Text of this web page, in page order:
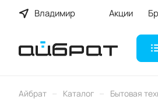
Владимир Акции
Айбрат – Каталог – Бытовая